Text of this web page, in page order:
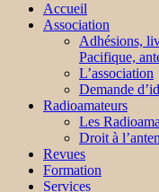
Accueil
Association
Adhésions,
Pacifique,
L’association
Demande
Radioamateurs
Les
Droit à
Revues
Formation
Services